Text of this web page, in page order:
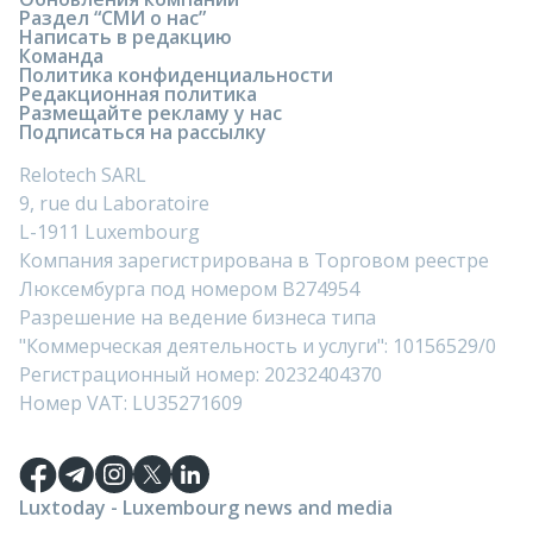
Раздел “СМИ о нас”
Написать в редакцию
Команда
Политика конфиденциальности
Редакционная политика
Размещайте рекламу у нас
Подписаться на рассылку
Relotech SARL
9, rue du Laboratoire
L-1911 Luxembourg
Компания зарегистрирована в Торговом реестре
Люксембурга под номером B274954
Разрешение на ведение бизнеса типа
"Коммерческая деятельность и услуги": 10156529/0
Регистрационный номер: 20232404370
Номер VAT: LU35271609
Luxtoday - Luxembourg news and media